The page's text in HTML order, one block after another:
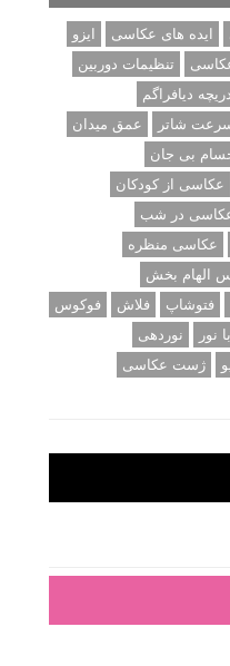
ایده های عکاسی
ایزو
تنظیمات دوربین
دریچه دیافراگم
شاتر
عمق میدان
بی جان
عکاسی از کودکان
در شب
عکاسی منظره
الهام بخش
فتوشاپ فلاش
فوکوس
نور
نوردهی
ژست عکاسی